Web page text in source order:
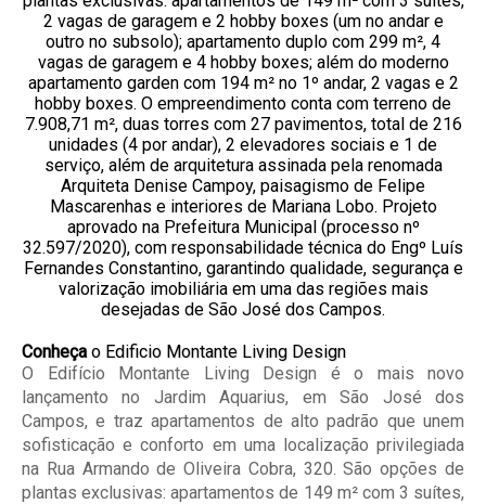
Conheçao Edificio Montante Living Design
O Edifício Montante Living Design é o mais novo
lançamento no Jardim Aquarius, em São José dos
Campos, e traz apartamentos de alto padrão que unem
sofisticação e conforto em uma localização privilegiada
na Rua Armando de Oliveira Cobra, 320. São opções de
plantas exclusivas: apartamentos de 149 m² com 3 suítes,